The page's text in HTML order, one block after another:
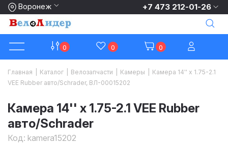
Воронеж +7 473 212-01-26
0 0 0
Главная Каталог Велозапчасти Камеры
Камера 14'' x 1.75-2.1
VEE Rubber авто/Schrader, ВЛ-00015202
Камера 14'' x 1.75-2.1 VEE Rubber
авто/Schrader
Код: kamera15202